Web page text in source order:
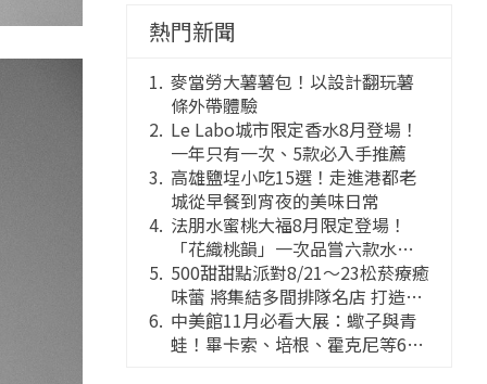
熱門新聞
麥當勞大薯薯包！以設計翻玩薯
條外帶體驗
Le Labo城市限定香水8月登場！
一年只有一次、5款必入手推薦
高雄鹽埕小吃15選！走進港都老
城從早餐到宵夜的美味日常
法朋水蜜桃大福8月限定登場！
「花織桃韻」一次品嘗六款水蜜
桃花果大福
500甜甜點派對8/21～23松菸療癒
味蕾 將集結多間排隊名店 打造靈
感創意的舞台
中美館11月必看大展：蠍子與青
蛙！畢卡索、培根、霍克尼等66